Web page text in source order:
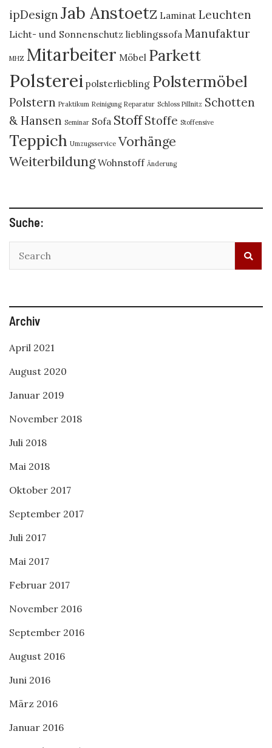
ipDesign Jab Anstoetz Laminat Leuchten
Licht- und Sonnenschutz lieblingssofa Manufaktur
MHZ Mitarbeiter Möbel Parkett
Polsterei polsterliebling Polstermöbel
Polstern Praktikum Reinigung Reparatur Schloss Pillnitz Schotten
& Hansen Seminar Sofa Stoff Stoffe Stoffensive
Teppich Umzugsservice Vorhänge
Weiterbildung Wohnstoff Änderung
Suche:
Archiv
April 2021
August 2020
Januar 2019
November 2018
Juli 2018
Mai 2018
Oktober 2017
September 2017
Juli 2017
Mai 2017
Februar 2017
November 2016
September 2016
August 2016
Juni 2016
März 2016
Januar 2016